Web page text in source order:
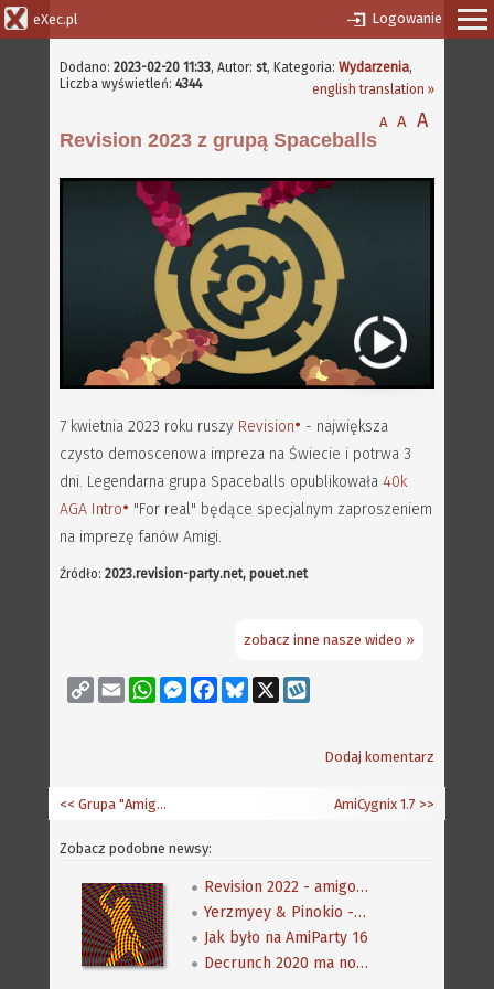
eXec.pl Logowanie
Dodano: 2023-02-20 11:33, Autor: st, Kategoria: Wydarzenia,
Liczba wyświetleń: 4344 english translation »
A A A
Revision 2023 z grupą Spaceballs
7 kwietnia 2023 roku ruszy Revision
- największa
czysto demoscenowa impreza na Świecie i potrwa 3
dni. Legendarna grupa Spaceballs opublikowała 40k
AGA Intro
"For real" będące specjalnym zaproszeniem
na imprezę fanów Amigi.
Źródło: 2023.revision-party.net, pouet.net
zobacz inne nasze wideo »
Copy
Link
Email WhatsAppMessenger
FacebookBluesky
Dodaj komentarz
AmiCygnix 1.7 >>
<< Grupa "Amiga" na LinkedIn
Zobacz podobne newsy:
Revision 2022 - amigowe prace
Yerzmyey & Pinokio - koncert
Jak było na AmiParty 16
Decrunch 2020 ma nowy termin